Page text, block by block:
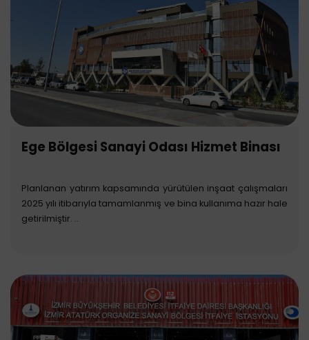
Ege Bölgesi Sanayi Odası Hizmet Binası
Planlanan yatırım kapsamında yürütülen inşaat çalışmaları
2025 yılı itibarıyla tamamlanmış ve bina kullanıma hazır hale
getirilmiştir. ..